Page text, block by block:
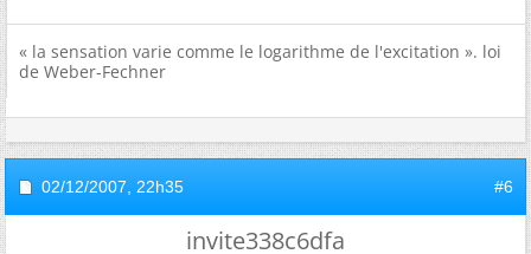
« la sensation varie comme le logarithme de l'excitation ». loi
de Weber-Fechner
02/12/2007, 22h35 #6
invite338c6dfa